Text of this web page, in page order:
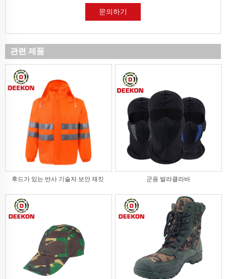
문의하기
관련 제품
후드가 있는 반사 기술자 보안 재킷 군용 발라클라바